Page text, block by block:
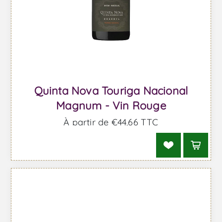
Quinta Nova Touriga Nacional
Magnum - Vin Rouge
À partir de €44,66 TTC